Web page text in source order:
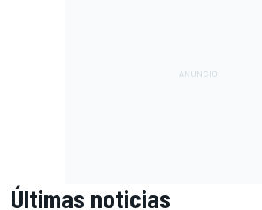
Últimas noticias